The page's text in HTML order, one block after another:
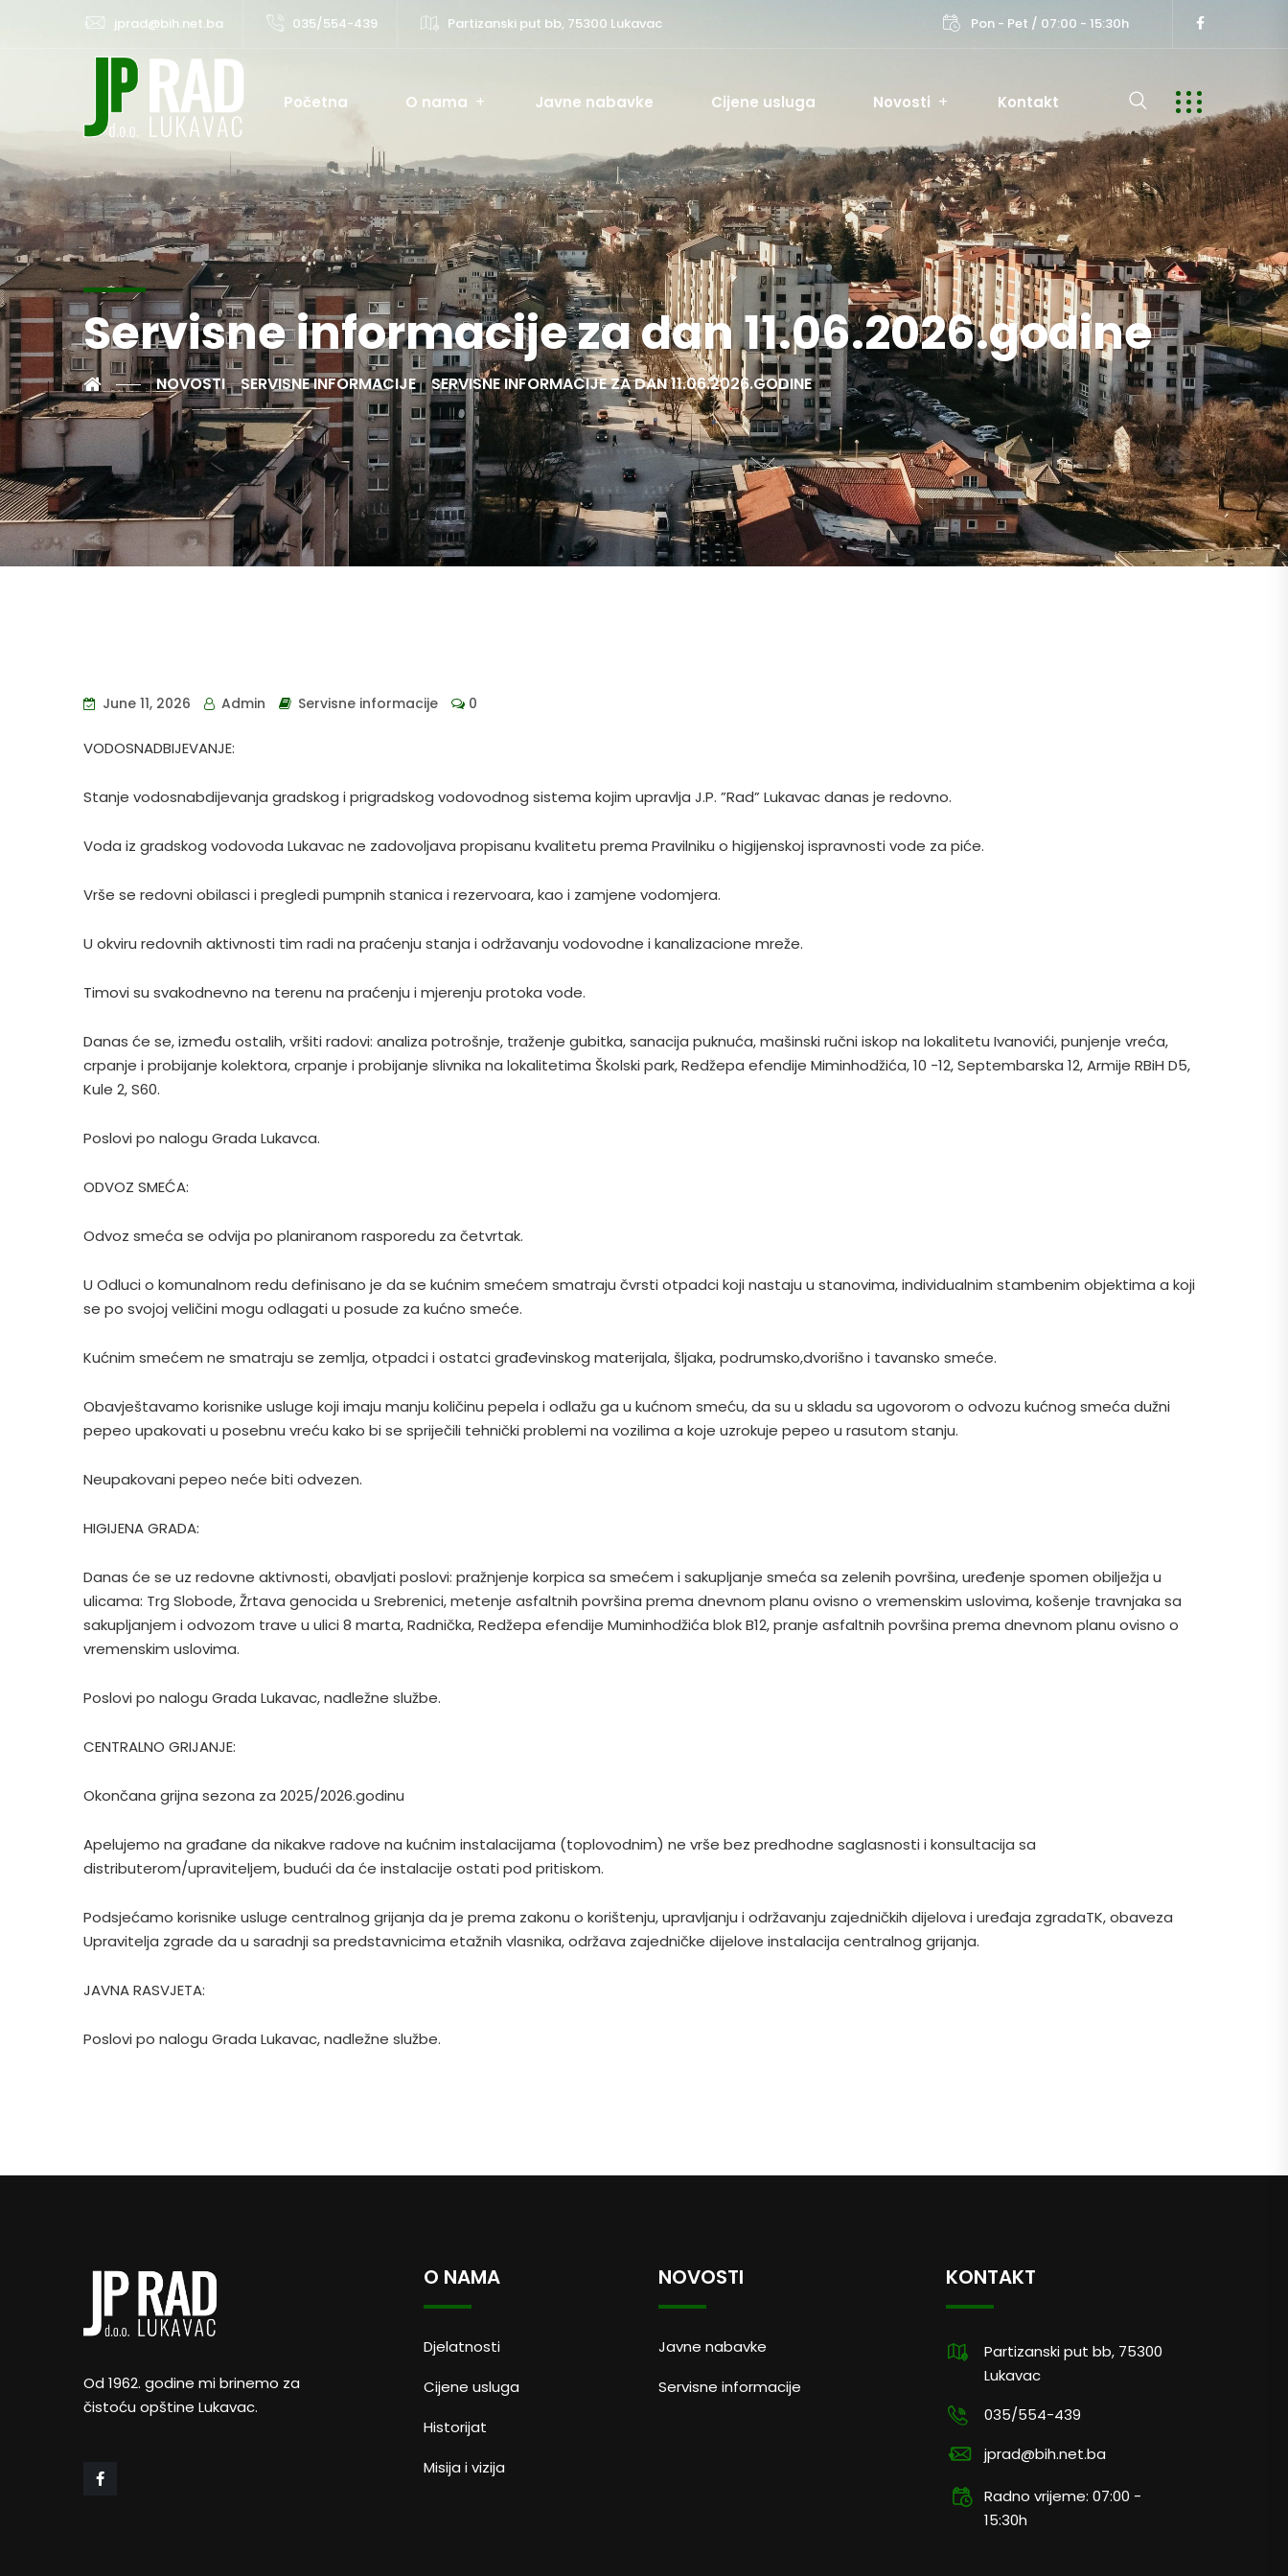
jprad@bih.net.ba 035/554-439 Partizanski put bb, 75300 Lukavac Pon - Pet / 07:00 - 15:30h
Početna O nama Javne nabavke Cijene usluga Novosti Kontakt
Servisne informacije za dan 11.06.2026.godine
NOVOSTI SERVISNE INFORMACIJE SERVISNE INFORMACIJE ZA DAN 11.06.2026.GODINE
June 11, 2026 Admin Servisne informacije 0
VODOSNADBIJEVANJE:
Stanje vodosnabdijevanja gradskog i prigradskog vodovodnog sistema kojim upravlja J.P. ”Rad” Lukavac danas je redovno.
Voda iz gradskog vodovoda Lukavac ne zadovoljava propisanu kvalitetu prema Pravilniku o higijenskoj ispravnosti vode za piće.
Vrše se redovni obilasci i pregledi pumpnih stanica i rezervoara, kao i zamjene vodomjera.
U okviru redovnih aktivnosti tim radi na praćenju stanja i održavanju vodovodne i kanalizacione mreže.
Timovi su svakodnevno na terenu na praćenju i mjerenju protoka vode.
Danas će se, između ostalih, vršiti radovi: analiza potrošnje, traženje gubitka, sanacija puknuća, mašinski ručni iskop na lokalitetu Ivanovići, punjenje vreća,
crpanje i probijanje kolektora, crpanje i probijanje slivnika na lokalitetima Školski park, Redžepa efendije Miminhodžića, 10 -12, Septembarska 12, Armije RBiH D5,
Kule 2, S60.
Poslovi po nalogu Grada Lukavca.
ODVOZ SMEĆA:
Odvoz smeća se odvija po planiranom rasporedu za četvrtak.
U Odluci o komunalnom redu definisano je da se kućnim smećem smatraju čvrsti otpadci koji nastaju u stanovima, individualnim stambenim objektima a koji
se po svojoj veličini mogu odlagati u posude za kućno smeće.
Kućnim smećem ne smatraju se zemlja, otpadci i ostatci građevinskog materijala, šljaka, podrumsko,dvorišno i tavansko smeće.
Obavještavamo korisnike usluge koji imaju manju količinu pepela i odlažu ga u kućnom smeću, da su u skladu sa ugovorom o odvozu kućnog smeća dužni
pepeo upakovati u posebnu vreću kako bi se spriječili tehnički problemi na vozilima a koje uzrokuje pepeo u rasutom stanju.
Neupakovani pepeo neće biti odvezen.
HIGIJENA GRADA:
Danas će se uz redovne aktivnosti, obavljati poslovi: pražnjenje korpica sa smećem i sakupljanje smeća sa zelenih površina, uređenje spomen obilježja u
ulicama: Trg Slobode, Žrtava genocida u Srebrenici, metenje asfaltnih površina prema dnevnom planu ovisno o vremenskim uslovima, košenje travnjaka sa
sakupljanjem i odvozom trave u ulici 8 marta, Radnička, Redžepa efendije Muminhodžića blok B12, pranje asfaltnih površina prema dnevnom planu ovisno o
vremenskim uslovima.
Poslovi po nalogu Grada Lukavac, nadležne službe.
CENTRALNO GRIJANJE:
Okončana grijna sezona za 2025/2026.godinu
Apelujemo na građane da nikakve radove na kućnim instalacijama (toplovodnim) ne vrše bez predhodne saglasnosti i konsultacija sa
distributerom/upraviteljem, budući da će instalacije ostati pod pritiskom.
Podsjećamo korisnike usluge centralnog grijanja da je prema zakonu o korištenju, upravljanju i održavanju zajedničkih dijelova i uređaja zgradaTK, obaveza
Upravitelja zgrade da u saradnji sa predstavnicima etažnih vlasnika, održava zajedničke dijelove instalacija centralnog grijanja.
JAVNA RASVJETA:
Poslovi po nalogu Grada Lukavac, nadležne službe.
Od 1962. godine mi brinemo za
čistoću opštine Lukavac.
O NAMA
Djelatnosti
Cijene usluga
Historijat
Misija i vizija
NOVOSTI
Javne nabavke
Servisne informacije
KONTAKT
Partizanski put bb, 75300
Lukavac
035/554-439
jprad@bih.net.ba
Radno vrijeme: 07:00 -
15:30h